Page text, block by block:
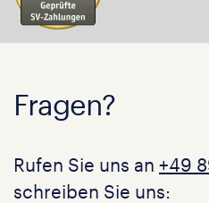
Fragen?
Rufen Sie uns an +49
schreiben Sie uns: